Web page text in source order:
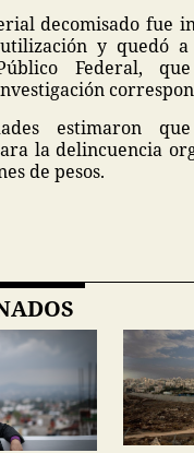
decomisado fue
y quedó a
Federal,
estimaron
la delincuencia
de pesos.